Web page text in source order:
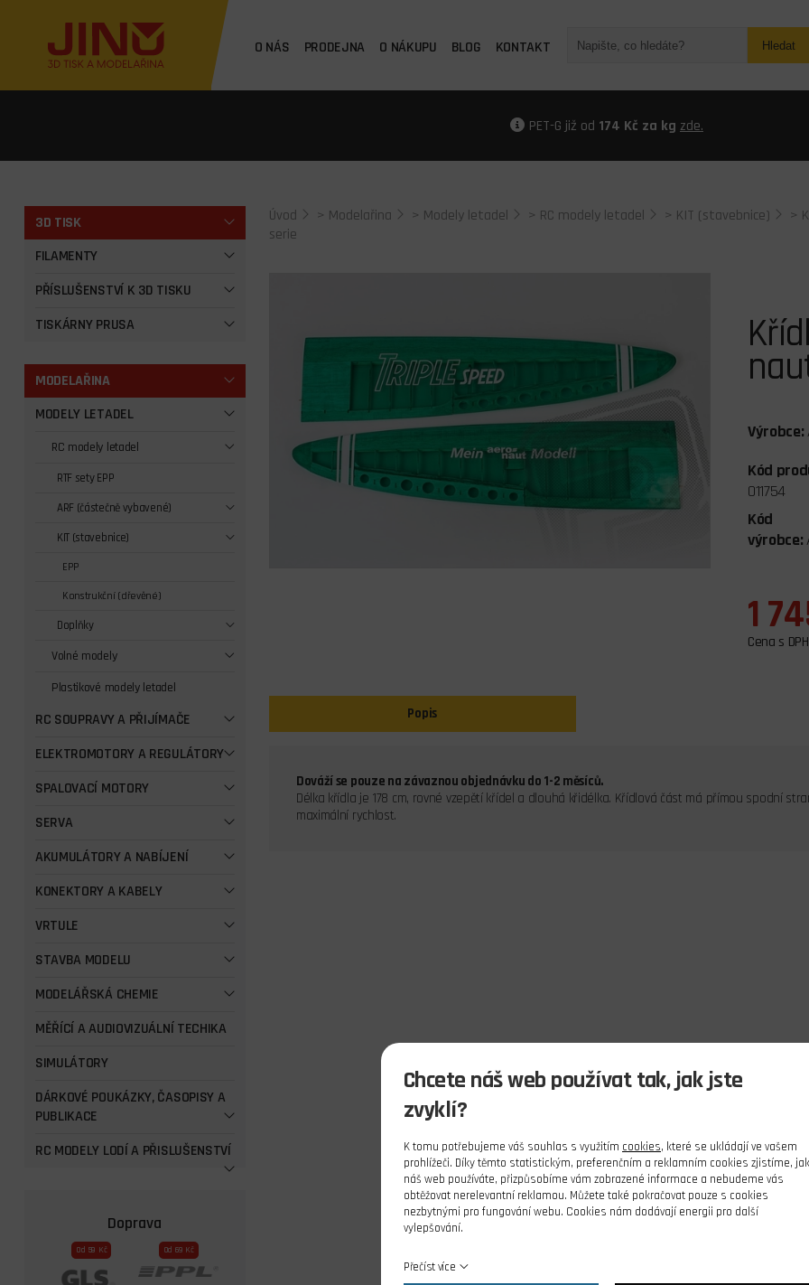
O NÁS PRODEJNA O NÁKUPU BLOG KONTAKT Hledat
PET-G již od 174 Kč za kg zde.
3D TISK
FILAMENTY
PŘÍSLUŠENSTVÍ K 3D TISKU
TISKÁRNY PRUSA
MODELAŘINA
MODELY LETADEL
RC modely letadel
RTF sety EPP
ARF (částečně vybavené)
KIT (stavebnice)
EPP
Konstrukční (dřevěné)
Doplňky
Volné modely
Plastikové modely letadel
RC SOUPRAVY A PŘIJÍMAČE
ELEKTROMOTORY A REGULÁTORY
SPALOVACÍ MOTORY
SERVA
AKUMULÁTORY A NABÍJENÍ
KONEKTORY A KABELY
VRTULE
STAVBA MODELU
MODELÁŘSKÁ CHEMIE
MĚŘÍCÍ A AUDIOVIZUÁLNÍ TECHIKA
SIMULÁTORY
DÁRKOVÉ POUKÁZKY, ČASOPISY A
PUBLIKACE
RC MODELY LODÍ A PŘISLUŠENSTVÍ
Doprava
Od 59 Kč Od 69 Kč
Úvod > Modelařina > Modely letadel > RC modely letadel > KIT (stavebnice) >
serie
Výrobce:
Kód
011754
Kód
výrobce:
1
Cena s DPH
Popis
Dováží se pouze na závaznou objednávku do 1-2 měsíců.
Délka křídla je 178 cm, rovné vzepětí křídel a dlouhá křidélka. Křídlová část má přímou spodní
maximální rychlost.
Chcete náš web používat tak, jak jste
zvyklí?
K tomu potřebujeme váš souhlas s využitím cookies, které se ukládají ve vašem
prohlížeči. Díky těmto statistickým, preferenčním a reklamním cookies zjistíme, jak
náš web používáte, přizpůsobíme vám zobrazené informace a nebudeme vás
obtěžovat nerelevantní reklamou. Můžete také pokračovat pouze s cookies
nezbytnými pro fungování webu. Cookies nám dodávají energii pro další
vylepšování.
Přečíst více